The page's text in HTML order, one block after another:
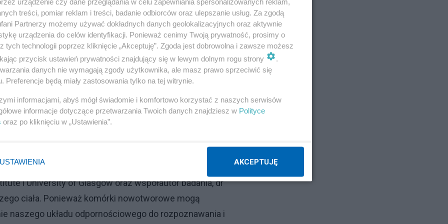
na immunoterapię. Połowa wszystkich
a to odkrycie pokazuje po raz pierwszy, że można je
osoby z takimi mutacjami, można by lepiej leczyć
nią podatnych.
obronne organizmu do atakowania komórek
nowotworów z mutacjami i bez nich na lek
działa poprzez zwolnienie „hamulca” układu
różnych nowotworów, w tym czerniaka, raka płuc,
w przyszłości będą mogli rutynowo testować mutacje
i University of Glasgow oraz współautor badania, dr
ciała. Ponieważ komórki nowotworowe mogą
naszego układu odpornościowego do rozpoznawania i
treści, pomiar reklam i treści, badanie odbiorców oraz ulepszanie usług. Za zgodą
Partnerzy możemy używać dokładnych danych geolokalizacyjnych oraz aktywnie
urządzenia do celów identyfikacji. Ponieważ cenimy Twoją prywatność, prosimy o
tych technologii poprzez kliknięcie „Akceptuję”. Zgoda jest dobrowolna i zawsze możesz
przycisk ustawień prywatności znajdujący się w lewym dolnym rogu strony
.
danych nie wymagają zgody użytkownika, ale masz prawo sprzeciwić się
Preferencje będą miały zastosowania tylko na tej witrynie.
informacjami, abyś mógł świadomie i komfortowo korzystać z naszych serwisów
informacje dotyczące przetwarzania Twoich danych znajdziesz w Polityce
oraz po kliknięciu w „Ustawienia”.
USTAWIENIA AKCEPTUJĘ